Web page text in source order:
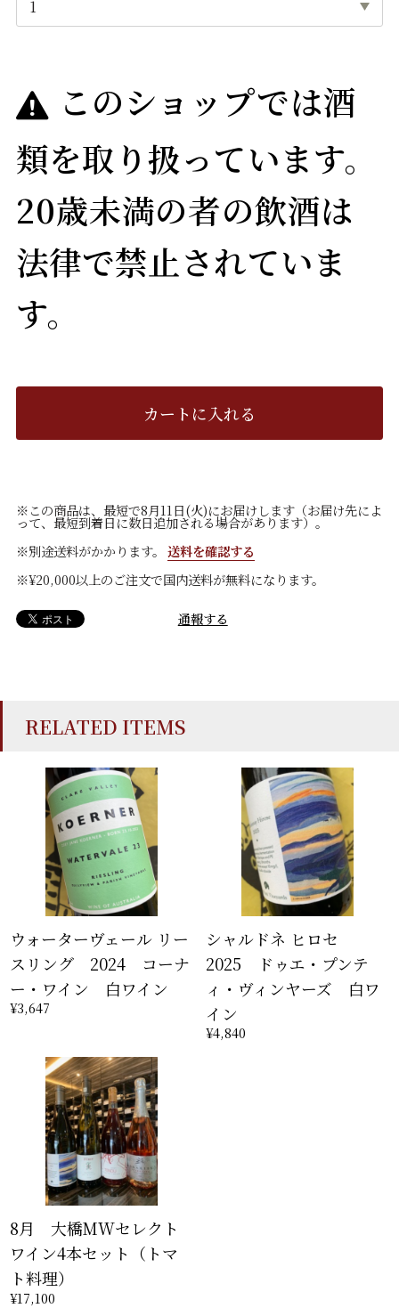
このショップでは酒
類を取り扱っています。
20歳未満の者の飲酒は
法律で禁止されていま
す。
カートに入れる
※この商品は、最短で8月11日(火)にお届けします（お届け先によ
って、最短到着日に数日追加される場合があります）。
※別途送料がかかります。 送料を確認する
※¥20,000以上のご注文で国内送料が無料になります。
通報する
RELATED ITEMS
ウォーターヴェール リー
スリング 2024 コーナ
ー・ワイン 白ワイン
¥3,647
シャルドネ ヒロセ
2025 ドゥエ・プンテ
ィ・ヴィンヤーズ 白ワ
イン
¥4,840
8月 大橋MWセレクト
ワイン4本セット（トマ
ト料理）
¥17,100